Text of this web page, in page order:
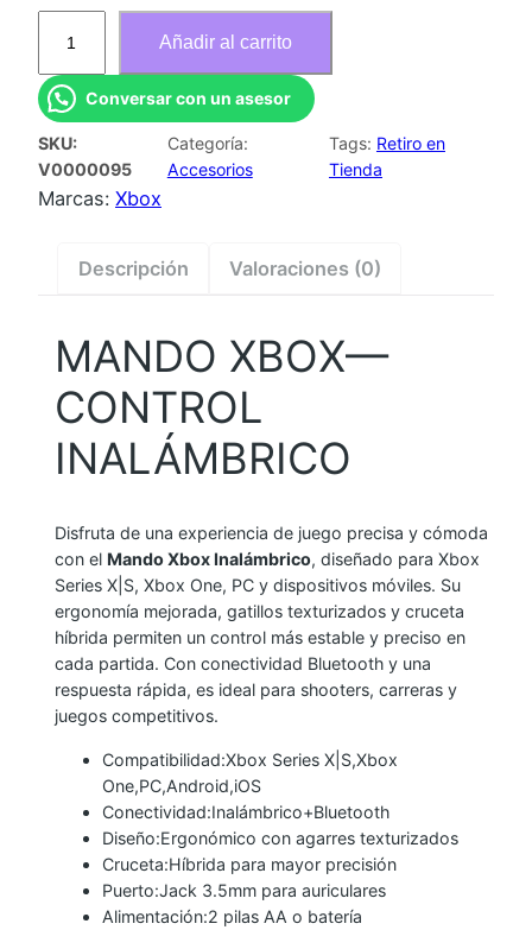
N
D
O
X
B
Añadir al carrito
Conversar con un asesor
SKU:
V0000095
Categoría:
Accesorios
Tags: Retiro en
Tienda
Marcas: Xbox
Descripción Valoraciones (0)
MANDO XBOX—
CONTROL
INALÁMBRICO
Disfruta de una experiencia de juego precisa y cómoda
con el Mando Xbox Inalámbrico, diseñado para Xbox
Series X|S, Xbox One, PC y dispositivos móviles. Su
ergonomía mejorada, gatillos texturizados y cruceta
híbrida permiten un control más estable y preciso en
cada partida. Con conectividad Bluetooth y una
respuesta rápida, es ideal para shooters, carreras y
juegos competitivos.
Compatibilidad:Xbox Series X|S,Xbox
One,PC,Android,iOS
Conectividad:Inalámbrico+Bluetooth
Diseño:Ergonómico con agarres texturizados
Cruceta:Híbrida para mayor precisión
Puerto:Jack 3.5mm para auriculares
Alimentación:2 pilas AA o batería